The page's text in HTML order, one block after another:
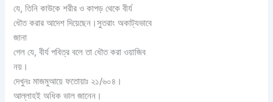
যে, তিনি কাউকে শরীর ও কাপড় থেকে বীর্য
ধৌত করার আদেশ দিয়েছেন।সুতরাং অকাট্যভাবে
জানা
গেল যে, বীর্য পবিত্র বলে তা ধৌত করা ওয়াজিব
নয়।
দেখুনঃ মাজমুআয়ে ফতোয়াঃ ২১/৬০৪।
আল্লাহই অধিক ভাল জানেন।